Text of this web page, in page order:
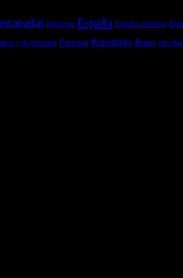
Eslovenia España Estados Unidos
y de Animales Portugal Reportajes Rutas Sur